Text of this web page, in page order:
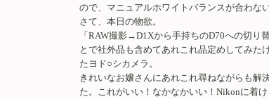
ので、マニュアルホワイトバランスが合わな
さて、本日の物欲。
「RAW撮影→D1Xから手持ちのD70への切
とで社外品も含めてあれこれ品定めしてみた
たヨド○シカメラ。
きれいなお嬢さんにあれこれ尋ねながらも解
た。これがいい！なかなかいい！Nikonに着